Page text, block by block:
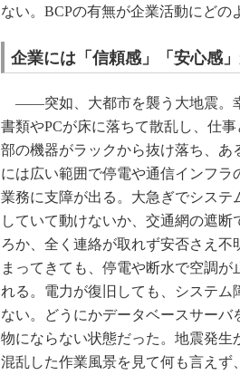
ない。BCPの有無が企業活動にどの
企業には「信頼感」「安心感
――突如、大都市を襲う大地震。
書類やPCが床に落ちて散乱し、仕
部の機器がラックから抜け落ち、あ
には広い範囲で停電や通信インフ
業務に支障が出る。大急ぎでシス
していて動けないか、交通網の遮
ろか、全く連絡が取れず安否さえ
まってきても、停電や断水で空調
れる。電力が復旧しても、システム
ない。どうにかデータベースサー
物にならない状態だった。地震発
混乱した作業風景を見て何も言え